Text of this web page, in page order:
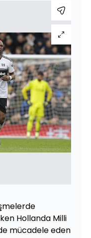
Hollanda Milli
mücadele eden